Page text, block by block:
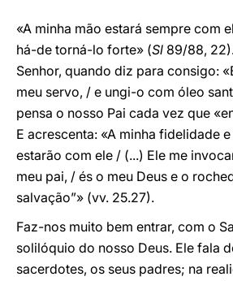
«A minha mão estará sempre com
há-de torná-lo forte» (Sl 89/88,
Senhor, quando diz para consigo:
meu servo, / e ungi-o com óleo
pensa o nosso Pai cada vez que
E acrescenta: «A minha fidelidade
estarão com ele / (...) Ele me
meu pai, / és o meu Deus e o
salvação”» (vv. 25.27).
Faz-nos muito bem entrar, com o
solilóquio do nosso Deus. Ele fala
sacerdotes, os seus padres; na